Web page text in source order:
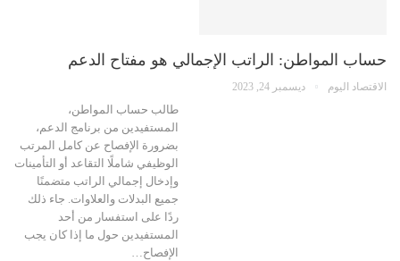
حساب المواطن: الراتب الإجمالي هو مفتاح الدعم
الاقتصاد اليوم ديسمبر 24, 2023
طالب حساب المواطن،
المستفيدين من برنامج الدعم،
بضرورة الإفصاح عن كامل المرتب
الوظيفي شاملًا التقاعد أو التأمينات
وإدخال إجمالي الراتب متضمنًا
جميع البدلات والعلاوات. جاء ذلك
ردًا على استفسار من أحد
المستفيدين حول ما إذا كان يجب
الإفصاح…